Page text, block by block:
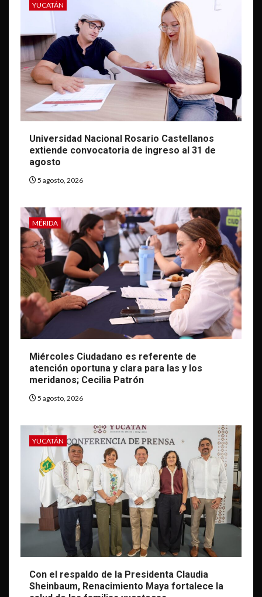
YUCATÁN
Universidad Nacional Rosario Castellanos
extiende convocatoria de ingreso al 31 de
agosto
5 agosto, 2026
MÉRIDA
Miércoles Ciudadano es referente de
atención oportuna y clara para las y los
meridanos; Cecilia Patrón
5 agosto, 2026
YUCATÁN
Con el respaldo de la Presidenta Claudia
Sheinbaum, Renacimiento Maya fortalece la